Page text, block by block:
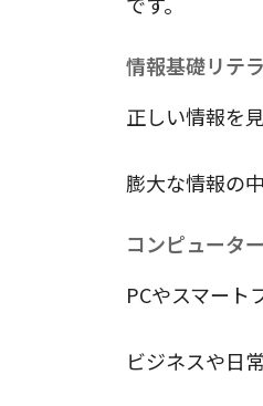
情報基礎リテ
正しい情報を
膨大な情報の
コンピュータ
PCやスマート
ビジネスや日